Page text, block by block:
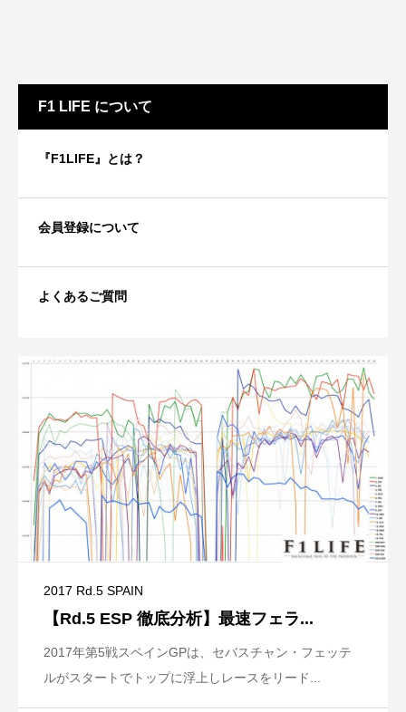
F1 LIFE について
『F1LIFE』とは？
会員登録について
よくあるご質問
2017 Rd.5 SPAIN
【Rd.5 ESP 徹底分析】最速フェラ...
2017年第5戦スペインGPは、セバスチャン・フェッテ
ルがスタートでトップに浮上しレースをリード...